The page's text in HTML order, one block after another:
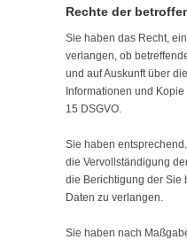
Rechte der
Sie haben das Recht,
verlangen, ob
und auf Auskunft über
Informationen und
15 DSGVO.
Sie haben
die Vervollständigung
die Berichtigung der Sie
Daten zu verlangen.
Sie haben nach